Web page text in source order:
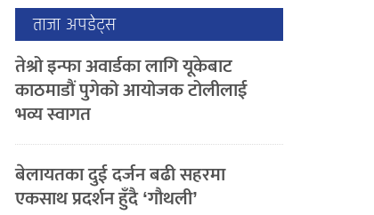
ताजा अपडेट्स
तेश्रो इन्फा अवार्डका लागि यूकेबाट
काठमाडौं पुगेको आयोजक टोलीलाई
भव्य स्वागत
बेलायतका दुई दर्जन बढी सहरमा
एकसाथ प्रदर्शन हुँदै ‘गौथली’